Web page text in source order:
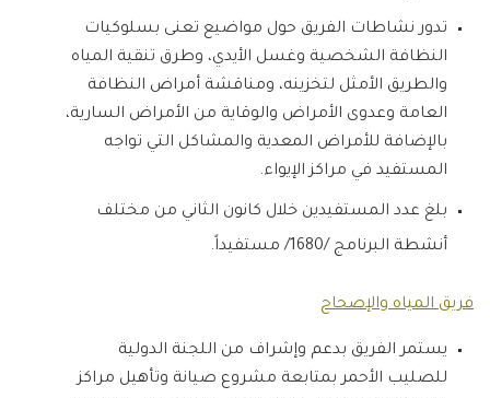
تدور نشاطات الفريق حول مواضيع تعنى بسلوكيات
النظافة الشخصية وغسل الأيدي، وطرق تنقية المياه
والطريق الأمثل لتخزينه، ومناقشة أمراض النظافة
العامة وعدوى الأمراض والوقاية من الأمراض السارية،
بالإضافة للأمراض المعدية والمشاكل التي تواجه
المستفيد في مراكز الإيواء.
بلغ عدد المستفيدين خلال كانون الثاني من مختلف
أنشطة البرنامج /1680/ مستفيداً.
فريق المياه والإصحاح
يستمر الفريق بدعم وإشراف من اللجنة الدولية
للصليب الأحمر بمتابعة مشروع صيانة وتأهيل مراكز